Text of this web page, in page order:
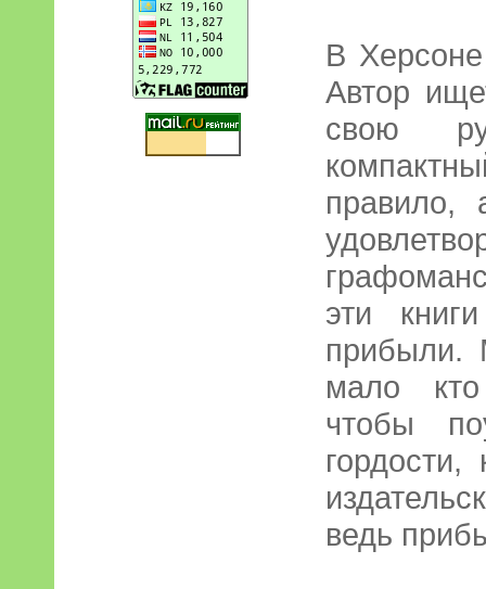
В
Автор
свою
правило,
эти
прибыли.
мало кто
чтобы
ведь